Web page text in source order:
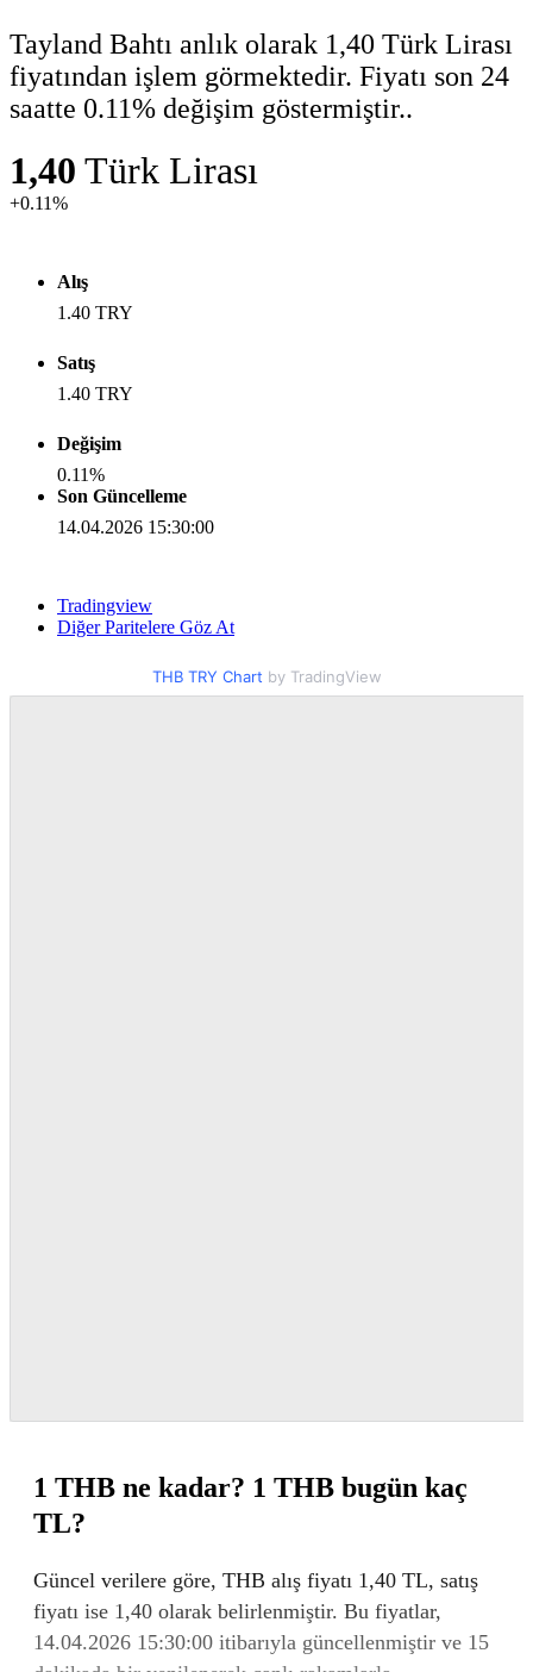
Tayland Bahtı anlık olarak 1,40 Türk Lirası
fiyatından işlem görmektedir. Fiyatı son 24
saatte 0.11% değişim göstermiştir..
1,40 Türk Lirası
+0.11%
Alış
1.40 TRY
Satış
1.40 TRY
Değişim
0.11%
Son Güncelleme
14.04.2026 15:30:00
Tradingview
Diğer Paritelere Göz At
THB TRY Chart by TradingView
1 THB ne kadar? 1 THB bugün kaç
TL?
Güncel verilere göre, THB alış fiyatı 1,40 TL, satış
fiyatı ise 1,40 olarak belirlenmiştir. Bu fiyatlar,
14.04.2026 15:30:00 itibarıyla güncellenmiştir ve 15